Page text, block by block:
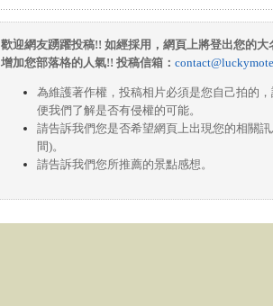
歡迎網友踴躍投稿!! 如經採用，網頁上將登出您的
增加您部落格的人氣!! 投稿信箱：
為維護著作權，投稿相片必須是您自己拍的
便我們了解是否有侵權的可能。
請告訴我們您是否希望網頁上出現您的相關
間)。
請告訴我們您所推薦的景點感想。